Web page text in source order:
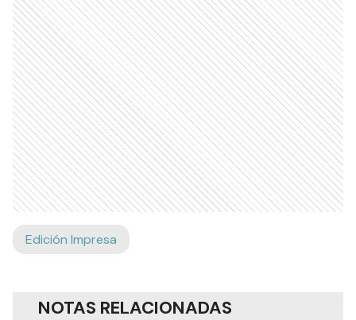
Edición Impresa
NOTAS RELACIONADAS